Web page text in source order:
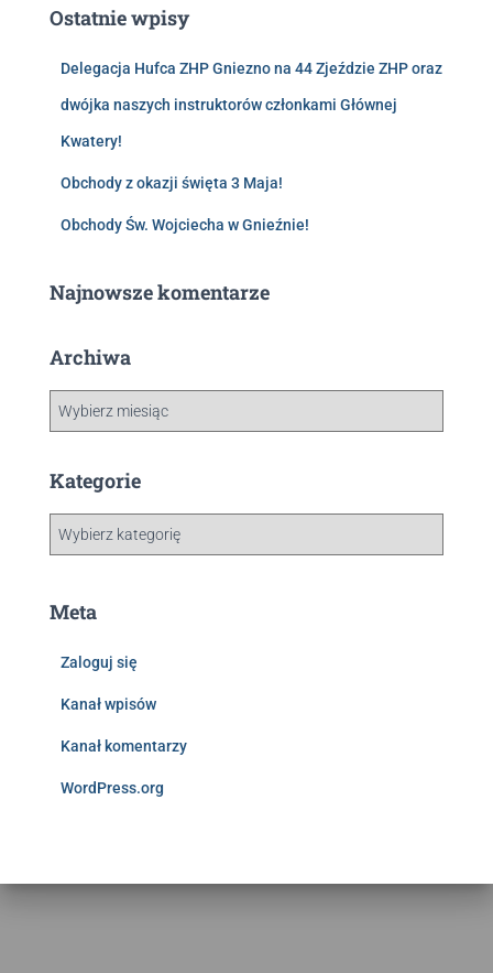
Ostatnie wpisy
Delegacja Hufca ZHP Gniezno na 44 Zjeździe ZHP oraz
dwójka naszych instruktorów członkami Głównej
Kwatery!
Obchody z okazji święta 3 Maja!
Obchody Św. Wojciecha w Gnieźnie!
Najnowsze komentarze
Archiwa
Kategorie
Meta
Zaloguj się
Kanał wpisów
Kanał komentarzy
WordPress.org